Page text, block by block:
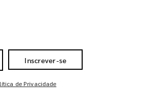
Inscrever-se
de Privacidade